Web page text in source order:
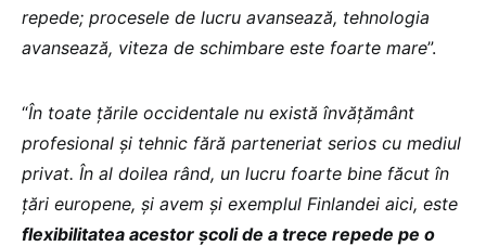
repede; procesele de lucru avansează, tehnologia
avansează, viteza de schimbare este foarte mare”.
“În toate țările occidentale nu există învățământ
profesional și tehnic fără parteneriat serios cu mediul
privat. În al doilea rând, un lucru foarte bine făcut în
țări europene, și avem și exemplul Finlandei aici, este
flexibilitatea acestor școli de a trece repede pe o